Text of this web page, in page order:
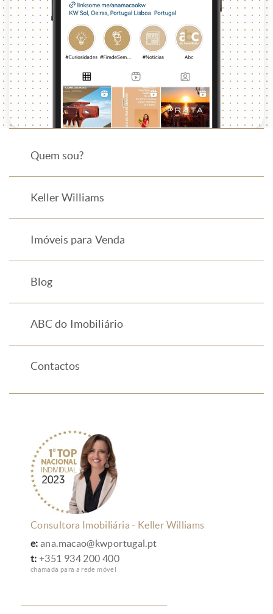
Quem sou?
Keller Williams
Imóveis para Venda
Blog
ABC do Imobiliário
Contactos
Consultora Imobiliária - Keller Williams
e: ana.macao@kwportugal.pt
t: +351 934 200 400
chamada para a rede móvel